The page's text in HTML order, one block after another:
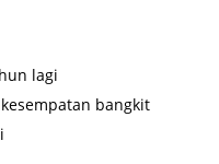
lagi
bangkit